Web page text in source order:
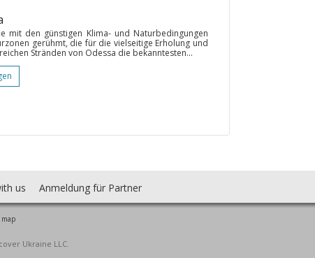
mit den günstigen Klima- und Naturbedingungen
gerühmt, die für die vielseitige Erholung und
Stränden von Odessa die bekanntesten...
us Anmeldung für Partner
Ukraine LLC.